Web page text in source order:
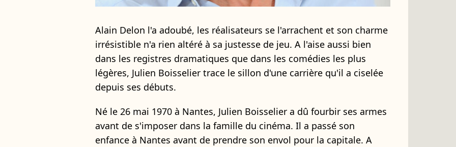
Alain Delon l'a adoubé, les réalisateurs se l'arrachent et son charme
irrésistible n'a rien altéré à sa justesse de jeu. A l'aise aussi bien
dans les registres dramatiques que dans les comédies les plus
légères, Julien Boisselier trace le sillon d'une carrière qu'il a ciselée
depuis ses débuts.
Né le 26 mai 1970 à Nantes, Julien Boisselier a dû fourbir ses armes
avant de s'imposer dans la famille du cinéma. Il a passé son
enfance à Nantes avant de prendre son envol pour la capitale. A